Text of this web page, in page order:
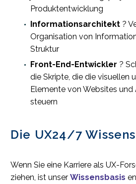
Produktentwicklung
Informationsarchitekt ?
Organisation von
Struktur
Front-End-Entwickler ?
die Skripte, die die visuellen
Elemente von Websites und
steuern
Die UX24/7
Wenn Sie eine Karriere als UX-
ziehen, ist unser Wissensbasis